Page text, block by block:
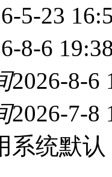
5-23
8-6
2026-8-6
2026-7-8
系统默认